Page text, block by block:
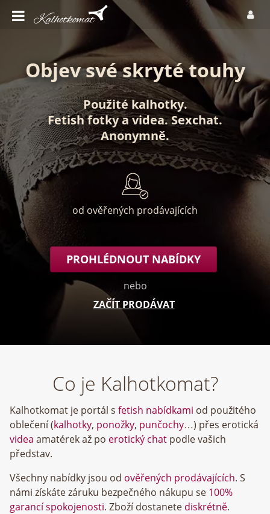
Objev své skryté touhy
Použité kalhotky.
Fetish fotkyavidea.Sexchat.
Anonymně.
od ověřených prodávajících
PROHLÉDNOUT NABÍDKY
nebo
ZAČÍT PRODÁVAT
Co je Kalhotkomat?
Kalhotkomat je portál s fetish nabídkami od použitého
oblečení (kalhotky, ponožky, punčochy…) přes erotická
videa amatérek až po erotický chat podle vašich
představ.
Všechny nabídky jsou od ověřených prodávajících. S
námi získáte záruku bezpečného nákupu se 100%
garancí spokojenosti. Zboží dostanete diskrétně.